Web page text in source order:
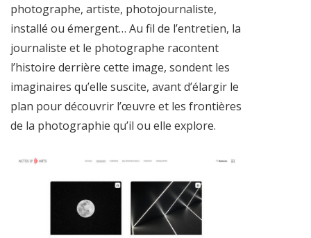
photographe, artiste, photojournaliste,
installé ou émergent… Au fil de l’entretien, la
journaliste et le photographe racontent
l’histoire derrière cette image, sondent les
imaginaires qu’elle suscite, avant d’élargir le
plan pour découvrir l’œuvre et les frontières
de la photographie qu’il ou elle explore.